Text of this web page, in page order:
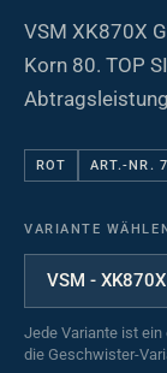
VSM XK870X
Korn 80. TOP
ROT ART.-NR.
VARIANTE
Jede Variante ist
die Geschwister-